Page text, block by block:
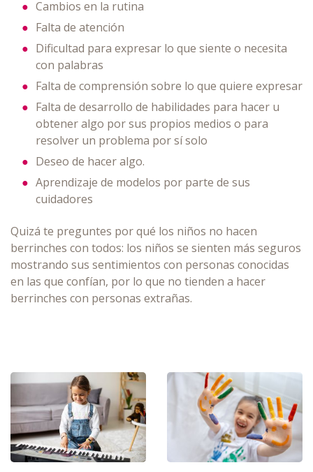
Cambios en la rutina
Falta de atención
Dificultad para expresar lo que siente o necesita
con palabras
Falta de comprensión sobre lo que quiere expresar
Falta de desarrollo de habilidades para hacer u
obtener algo por sus propios medios o para
resolver un problema por sí solo
Deseo de hacer algo.
Aprendizaje de modelos por parte de sus
cuidadores
Quizá te preguntes por qué los niños no hacen
berrinches con todos: los niños se sienten más seguros
mostrando sus sentimientos con personas conocidas
en las que confían, por lo que no tienden a hacer
berrinches con personas extrañas.